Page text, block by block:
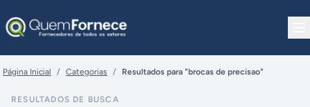
Página Inicial / Categorias / Resultados para "brocas de precisao"
RESULTADOS DE BUSCA